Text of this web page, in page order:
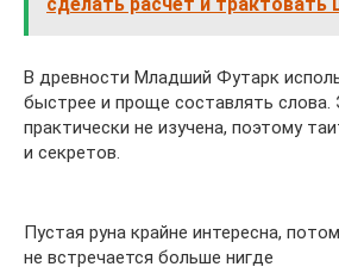
В древности Младший Футарк
быстрее и проще составлять слова.
практически не изучена, поэтому
и секретов.
Пустая руна крайне интересна,
не встречается больше нигде